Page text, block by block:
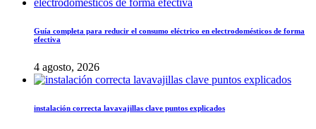
Guía completa para reducir el consumo eléctrico en electrodomésticos de forma
efectiva
4 agosto, 2026
instalación correcta lavavajillas clave puntos explicados